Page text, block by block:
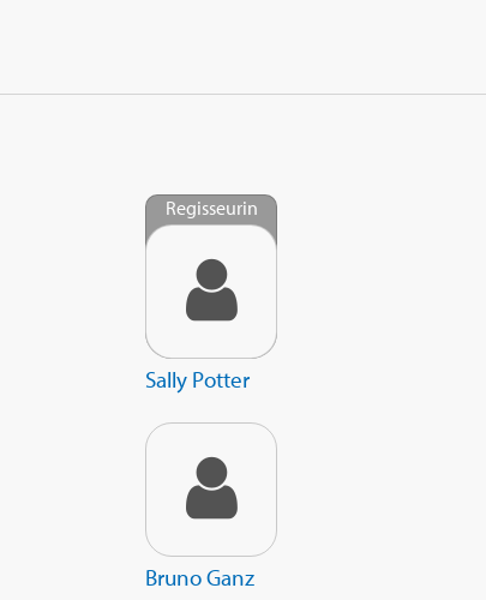
Regisseurin
Sally Potter
Bruno Ganz